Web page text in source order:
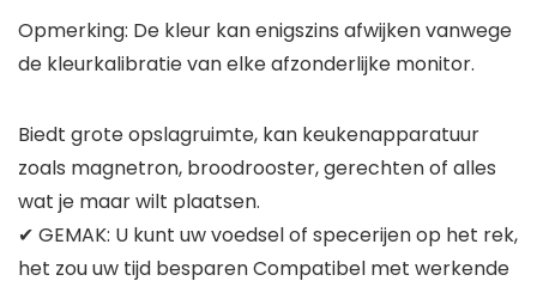
Opmerking: De kleur kan enigszins afwijken vanwege
de kleurkalibratie van elke afzonderlijke monitor.
Biedt grote opslagruimte, kan keukenapparatuur
zoals magnetron, broodrooster, gerechten of alles
wat je maar wilt plaatsen.
✔ GEMAK: U kunt uw voedsel of specerijen op het rek,
het zou uw tijd besparen Compatibel met werkende